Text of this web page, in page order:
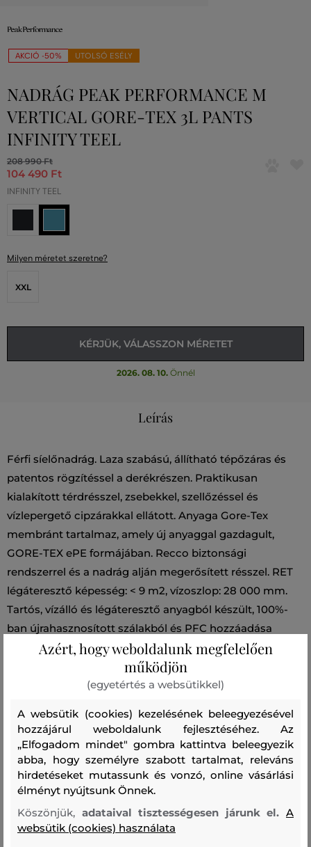
AKCIÓ -50% UTOLSÓ ESÉLY
NADRÁG PEAK PERFORMANCE M
VERTICAL GORE-TEX 3L PANTS
INFINITY TEEL
208 990 Ft
104 490 Ft
INFINITY TEEL
Milyen méretet szeretne?
XXL
KÉRJÜK, VÁLASSZON MÉRETET
2026. 08. 10.Önnél
Leírás
Férfi síelőnadrág. Laza szabású, állítható tépőzáras és
patentos rögzítéssel a derékrészen. Praktikusan
kialakított térdrésszel, zsebekkel, szellőzéssel és
vízlepergető cipzárakkal ellátott. Anyaga Gore-Tex
membránt tartalmaz, amely új anyaggal gazdagult,
GORE-TEX ePE formájában. Recco biztonsági
rendszerrel és a nadrág alján megerősített résszel. RET
légáteresztő képesség: < 9 m2, vízoszlop: 28 000 mm.
Tartós, vízálló és légáteresztő anyagból készült, 100%-
ban újrahasznosított szálakból és PFC hozzáadása
nélkül. Kiválóan megmunkált darab, amely minden téli,
sportos kalandhoz remek választás.
G80358070-624-PA-B42-XXL
Összetétel
hátoldal
POLIAMID
100 %
Azért, hogy weboldalunk megfelelően
működjön
(egyetértés a websütikkel)
A websütik (cookies) kezelésének beleegyezésével
hozzájárul weboldalunk fejlesztéséhez. Az
„Elfogadom mindet" gombra kattintva beleegyezik
abba, hogy személyre szabott tartalmat, releváns
hirdetéseket mutassunk és vonzó, online vásárlási
élményt nyújtsunk Önnek.
Köszönjük, adataival tisztességesen járunk el.A
websütik (cookies) használata